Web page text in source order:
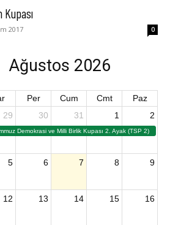
Kupası
2017 0
Ağustos 2026
Per Cum Cmt
Paz
29
Demokrasi ve Milli Birlik Kupası 2. Ayak (TSP 2)
30 31 1 2
5 6 7 8 9
12 13 14 15 16